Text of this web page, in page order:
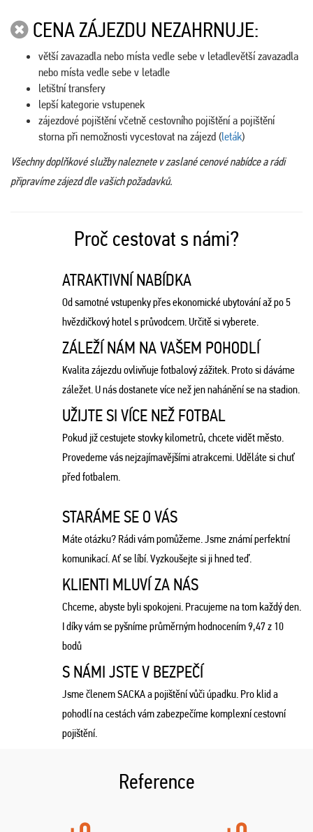
CENA ZÁJEZDU NEZAHRNUJE:
větší zavazadla nebo místa vedle sebe v letadlevětší zavazadla
nebo místa vedle sebe v letadle
letištní transfery
lepší kategorie vstupenek
zájezdové pojištění včetně cestovního pojištění a pojištění
storna při nemožnosti vycestovat na zájezd (leták)
Všechny doplňkové služby naleznete v zaslané cenové nabídce a rádi
připravíme zájezd dle vašich požadavků.
Proč cestovat s námi?
ATRAKTIVNÍ NABÍDKA
Od samotné vstupenky přes ekonomické ubytování až po 5
hvězdičkový hotel s průvodcem. Určitě si vyberete.
ZÁLEŽÍ NÁM NA VAŠEM POHODLÍ
Kvalita zájezdu ovlivňuje fotbalový zážitek. Proto si dáváme
záležet. U nás dostanete více než jen nahánění se na stadion.
UŽIJTE SI VÍCE NEŽ FOTBAL
Pokud již cestujete stovky kilometrů, chcete vidět město.
Provedeme vás nejzajímavějšími atrakcemi. Uděláte si chuť
před fotbalem.
STARÁME SE O VÁS
Máte otázku? Rádi vám pomůžeme. Jsme známí perfektní
komunikací. Ať se líbí. Vyzkoušejte si ji hned teď.
KLIENTI MLUVÍ ZA NÁS
Chceme, abyste byli spokojeni. Pracujeme na tom každý den.
I díky vám se pyšníme průměrným hodnocením 9,47 z 10
bodů
S NÁMI JSTE V BEZPEČÍ
Jsme členem SACKA a pojištění vůči úpadku. Pro klid a
pohodlí na cestách vám zabezpečíme komplexní cestovní
pojištění.
Reference